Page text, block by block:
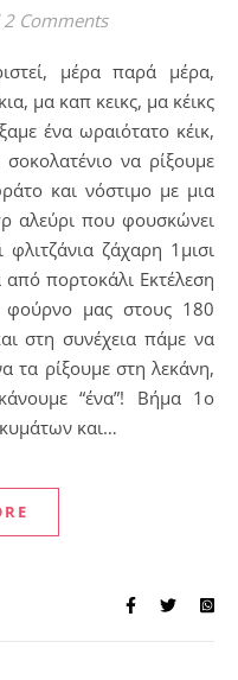
2 Comments
μα καπ κεικς, μα κέικς
ένα ωραιότατο κέικ,
να ρίξουμε
και νόστιμο με μια
αλεύρι που φουσκώνει
ζάχαρη 1μισι
πορτοκάλι Εκτέλεση
μας στους 180
στη συνέχεια πάμε να
τα ρίξουμε στη λεκάνη,
“ένα”! Βήμα 1ο
και…